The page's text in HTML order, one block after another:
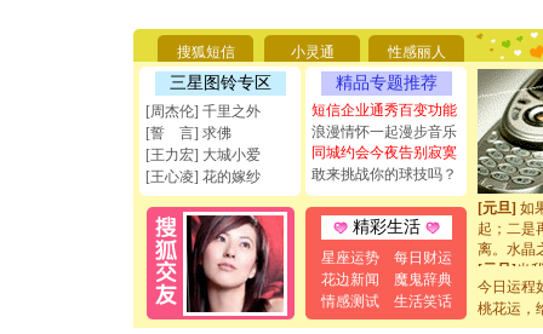
搜狐短信 小灵通 性感丽人
三星图铃专区
[周杰伦] 千里之外
[誓 言] 求佛
[王力宏] 大城小爱
[王心凌] 花的嫁纱
精品专题推荐
短信企业通秀百变功能
浪漫情怀一起漫步音乐
同城约会今夜告别寂寞
敢来挑战你的球技吗？
精彩生活
星座运势
每日财运
花边新闻
魔鬼辞典
情感测试
生活笑话
[圣诞节]
能正大
天都要快
[圣诞节]
如意,快
[元旦]看
断电。爱
你是我专
[元旦] 如
起；二是
离。水晶
[元旦] 当
泣，这痛
卖了。水
[春节]风
今日运程
桃花运，